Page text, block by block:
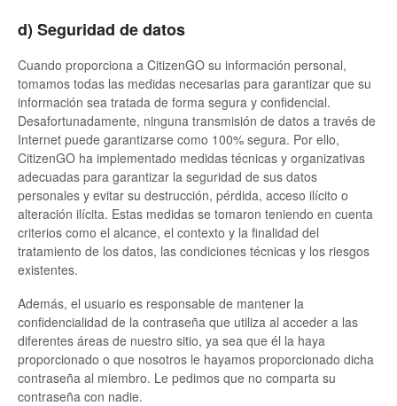
d) Seguridad de datos
Cuando proporciona a CitizenGO su información personal,
tomamos todas las medidas necesarias para garantizar que su
información sea tratada de forma segura y confidencial.
Desafortunadamente, ninguna transmisión de datos a través de
Internet puede garantizarse como 100% segura. Por ello,
CitizenGO ha implementado medidas técnicas y organizativas
adecuadas para garantizar la seguridad de sus datos
personales y evitar su destrucción, pérdida, acceso ilícito o
alteración ilícita. Estas medidas se tomaron teniendo en cuenta
criterios como el alcance, el contexto y la finalidad del
tratamiento de los datos, las condiciones técnicas y los riesgos
existentes.
Además, el usuario es responsable de mantener la
confidencialidad de la contraseña que utiliza al acceder a las
diferentes áreas de nuestro sitio, ya sea que él la haya
proporcionado o que nosotros le hayamos proporcionado dicha
contraseña al miembro. Le pedimos que no comparta su
contraseña con nadie.